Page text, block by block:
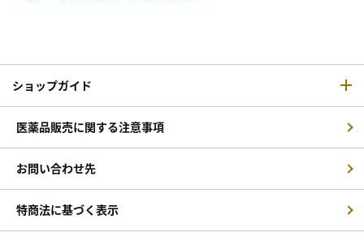
ショップガイド
医薬品販売に関する注意事項
お問い合わせ先
特商法に基づく表示